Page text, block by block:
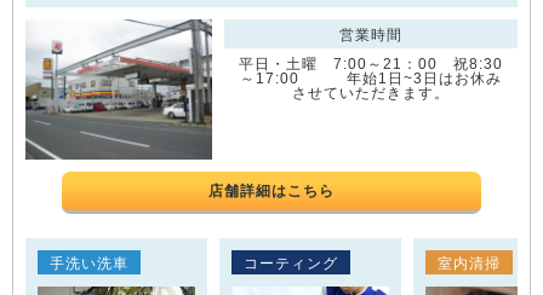
営業時間
平日・土曜 7:00～21：00 祝8:30
～17:00 年始1日~3日はお休み
させていただきます。
店舗詳細はこちら
手洗い洗車 コーティング 室内清掃